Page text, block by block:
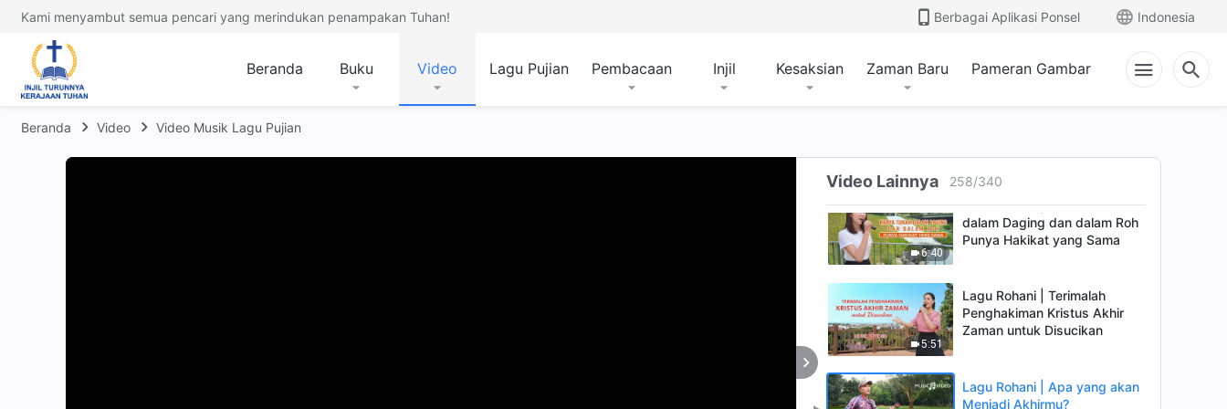
Kami menyambut semua pencari yang merindukan penampakan Tuhan! Berbagai Aplikasi Ponsel Indonesia
Beranda Buku Video Lagu Pujian Pembacaan Injil Kesaksian Zaman Baru Pameran Gambar
Beranda Video Video Musik Lagu Pujian
Video Lainnya 258/340
4:44
Lagu Rohani | Cara Tuhan
5:06
6:40
Lagu Rohani | Karya Tuhan
dalam Daging dan dalam Roh
Punya Hakikat yang Sama
5:51
Lagu Rohani | Terimalah
Penghakiman Kristus Akhir
Zaman untuk Disucikan
Lagu Rohani | Apa yang akan
Menjadi Akhirmu?